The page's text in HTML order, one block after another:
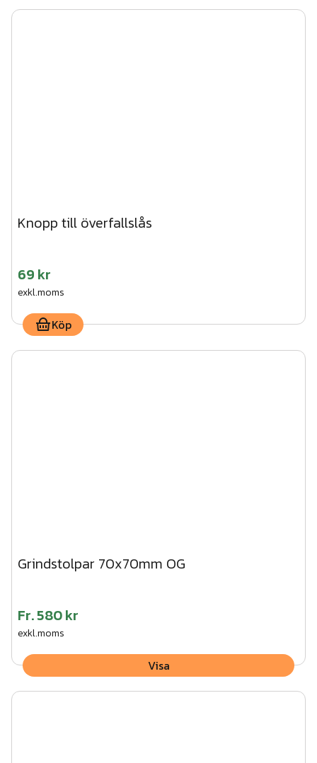
Knopp till överfallslås
69 kr
exkl.moms
Köp
Grindstolpar 70x70mm OG
Fr.580 kr
exkl.moms
Visa